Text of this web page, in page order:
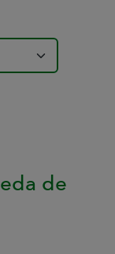
de